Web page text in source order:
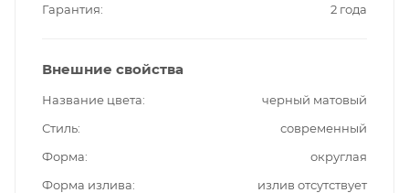
Гарантия 2 года
Внешние свойства
Название цвета
черный матовый
Стиль
современный
Форма
округлая
Форма излива
излив отсутствует